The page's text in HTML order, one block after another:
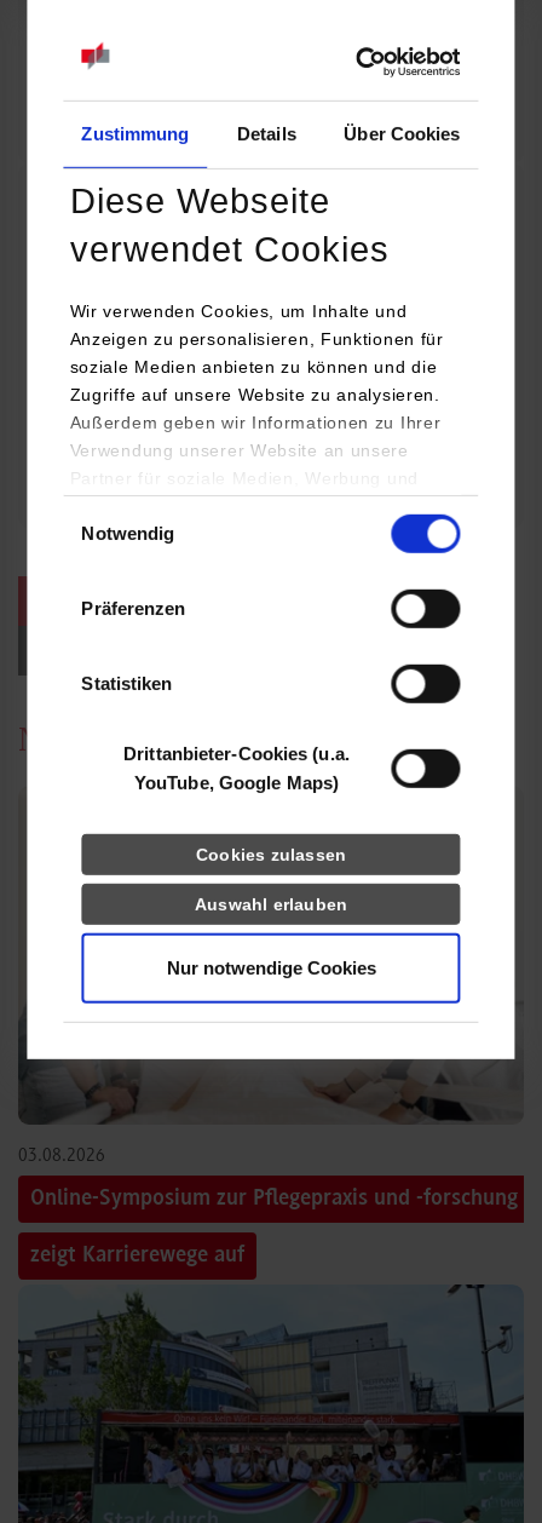
Zustimmung Details Über Cookies
Diese Webseite
verwendet Cookies
Wir verwenden Cookies, um Inhalte und
Anzeigen zu personalisieren, Funktionen für
soziale Medien anbieten zu können und die
Zugriffe auf unsere Website zu analysieren.
Außerdem geben wir Informationen zu Ihrer
Verwendung unserer Website an unsere
Partner für soziale Medien, Werbung und
YouTube, Google Maps) führen diese
Daten zusammen, die Sie ihnen bereitgestellt
haben oder die sie im Rahmen Ihrer Nutzung
Notwendig
Präferenzen
Statistiken
Drittanbieter-Cookies (u.a.
YouTube, Google Maps)
Cookies zulassen
Auswahl erlauben
Nur notwendige Cookies
Online INDIS-Infoveranstaltung für Studierende
Zum Event
Technologietag: Clean Urban Transportation –
nachhaltige Mobilität im (sub)urbanen Umfeld
16.09.2026 - 17.09.2026
Im Mittelpunkt stehen elektrische Antriebe, moderne
Batterietechnologien und innovative Fahrzeugkonzepte für
nachhaltige Mobilität in Stadt und…
weitere Veranstaltungen / Termine
News
03.08.2026
Online-Symposium zur Pflegepraxis und -forschung
zeigt Karrierewege auf